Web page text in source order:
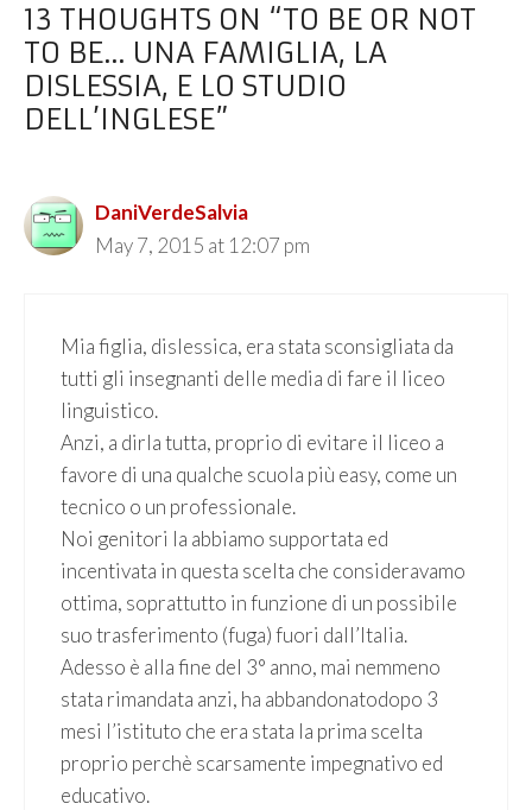
13 THOUGHTS ON “TO BE OR NOT
TO BE… UNA FAMIGLIA, LA
DISLESSIA, E LO STUDIO
DELL’INGLESE”
DaniVerdeSalvia
May 7, 2015 at 12:07 pm
Mia figlia, dislessica, era stata sconsigliata da
tutti gli insegnanti delle media di fare il liceo
linguistico.
Anzi, a dirla tutta, proprio di evitare il liceo a
favore di una qualche scuola più easy, come un
tecnico o un professionale.
Noi genitori la abbiamo supportata ed
incentivata in questa scelta che consideravamo
ottima, soprattutto in funzione di un possibile
suo trasferimento (fuga) fuori dall’Italia.
Adesso è alla fine del 3° anno, mai nemmeno
stata rimandata anzi, ha abbandonatodopo 3
mesi l’istituto che era stata la prima scelta
proprio perchè scarsamente impegnativo ed
educativo.